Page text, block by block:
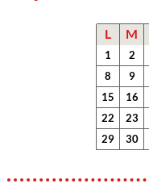
L M
1 2
8
9
15
16
22
23
29
30